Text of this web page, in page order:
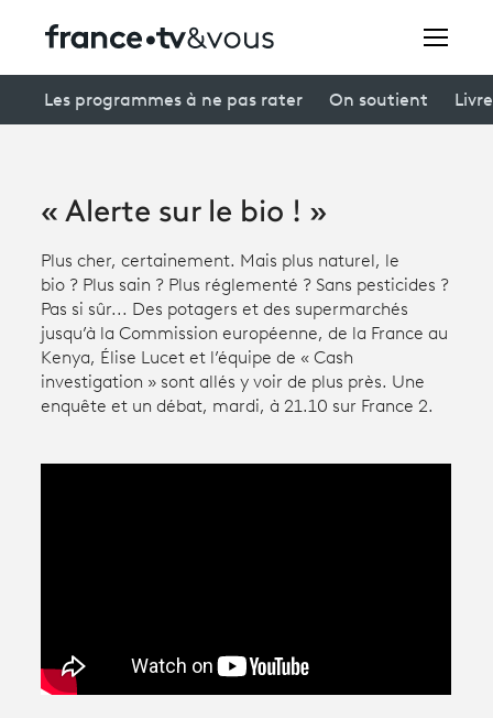
À la une
Participer et assister à une émission
À votre écoute
Productions et innovation
Programme tv
Les programmes à ne pas rater On soutient
« Alerte sur le bio ! »
Plus cher, certainement. Mais plus naturel, le
bio ? Plus sain ? Plus réglementé ? Sans pesticides ?
Pas si sûr... Des potagers et des supermarchés
jusqu’à la Commission européenne, de la France au
Kenya, Élise Lucet et l’équipe de « Cash
investigation » sont allés y voir de plus près. Une
enquête et un débat, mardi, à 21.10 sur France 2.